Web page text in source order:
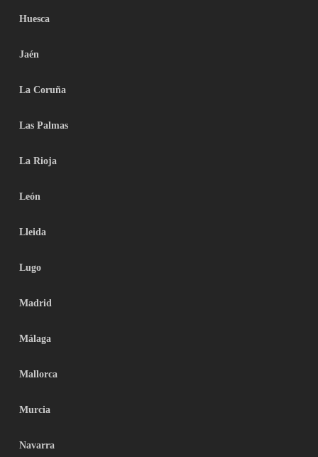
Huesca
Jaén
La Coruña
Las Palmas
La Rioja
León
Lleida
Lugo
Madrid
Málaga
Mallorca
Murcia
Navarra